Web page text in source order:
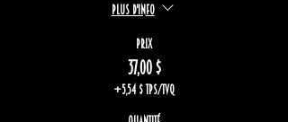
Plus d'info
Prix
37,00 $
+5,54 $ TPS/TVQ